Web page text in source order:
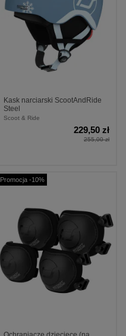
Kask narciarski ScootAndRide
Steel
Scoot & Ride
229,50 zł
255,00 zł
Promocja -10%